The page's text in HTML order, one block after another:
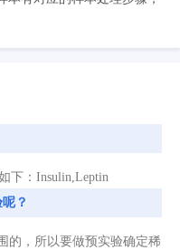
下：Insulin,Leptin
？
的，所以要做预实验确定稀